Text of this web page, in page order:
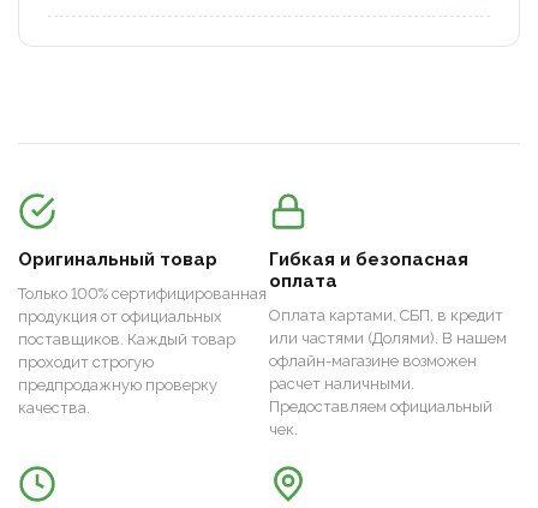
Оригинальный товар
Только 100% сертифицированная
продукция от официальных
поставщиков. Каждый товар
проходит строгую
предпродажную проверку
качества.
Гибкая и безопасная
оплата
Оплата картами, СБП, в кредит
или частями (Долями). В нашем
офлайн-магазине возможен
расчет наличными.
Предоставляем официальный
чек.